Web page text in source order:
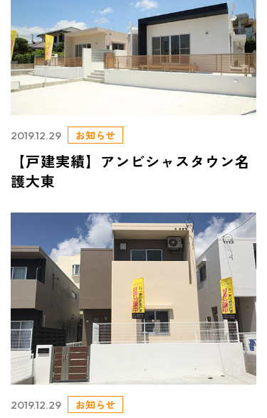
2019.12.29 お知らせ
【戸建実績】アンビシャスタウン名
護大東
2019.12.29 お知らせ